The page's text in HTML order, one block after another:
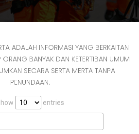
ADALAH INFORMASI YANG BERKAITAN
BANYAK DAN KETERTIBAN UMUM
SECARA SERTA MERTA TANPA
PENUNDAAN.
entries